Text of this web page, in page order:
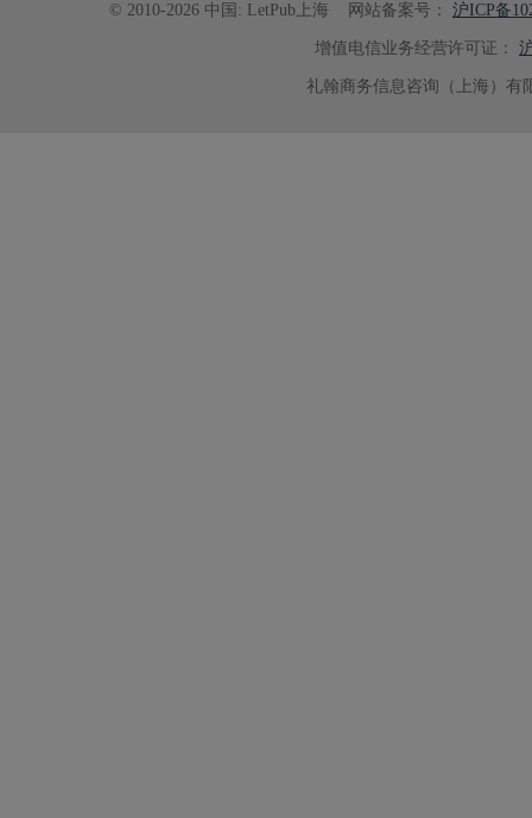
© 2010-2026 中国: LetPub上海 网站备案号： 沪ICP备
增值电信业务经营许可证：
礼翰商务信息咨询（上海）